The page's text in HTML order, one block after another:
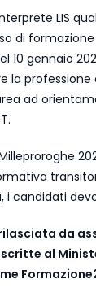
LIS
di
10 gennaio
la
ad
i candidati
da
al